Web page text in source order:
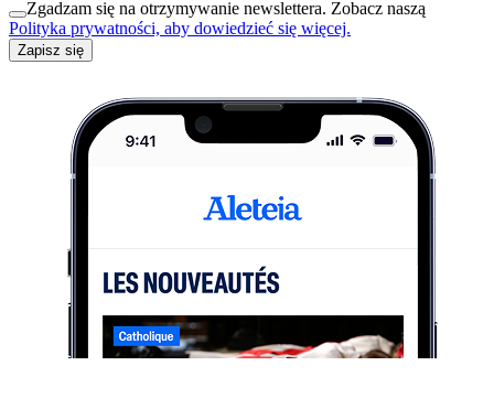
Zgadzam się na otrzymywanie newslettera. Zobacz naszą
Polityka prywatności, aby dowiedzieć się więcej.
Zapisz się